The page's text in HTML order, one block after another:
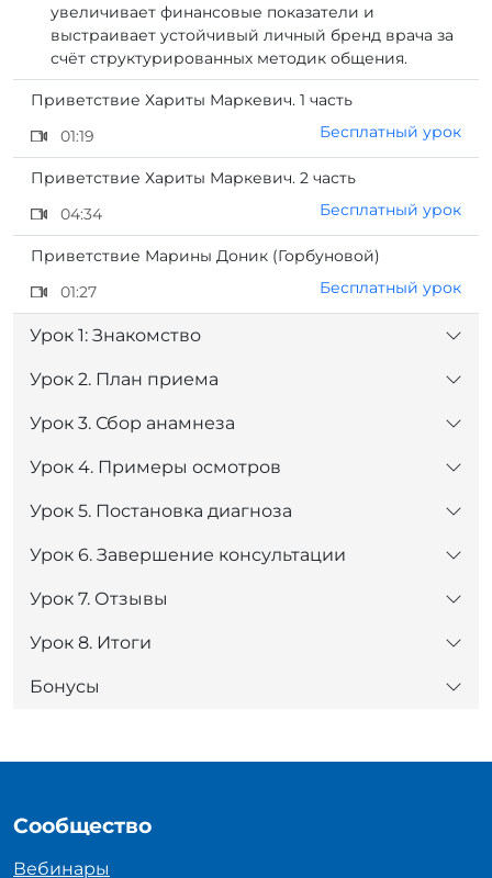
увеличивает финансовые показатели и
выстраивает устойчивый личный бренд врача за
счёт структурированных методик общения.
Приветствие Хариты Маркевич. 1 часть
01:19
Бесплатный урок
Приветствие Хариты Маркевич. 2 часть
04:34
Бесплатный урок
Приветствие Марины Доник (Горбуновой)
01:27
Бесплатный урок
Урок 1: Знакомство
Урок 2. План приема
Урок 3. Сбор анамнеза
Урок 4. Примеры осмотров
Урок 5. Постановка диагноза
Урок 6. Завершение консультации
Урок 7. Отзывы
Урок 8. Итоги
Бонусы
Сообщество
Вебинары